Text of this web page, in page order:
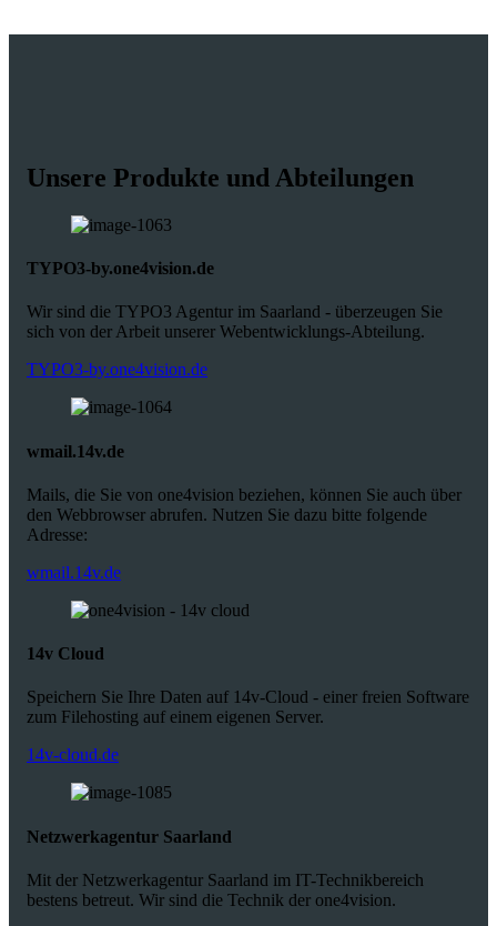
Unsere Produkte und Abteilungen
TYPO3-by.one4vision.de
Wir sind die TYPO3 Agentur im Saarland - überzeugen Sie
sich von der Arbeit unserer Webentwicklungs-Abteilung.
TYPO3-by.one4vision.de
wmail.14v.de
Mails, die Sie von one4vision beziehen, können Sie auch über
den Webbrowser abrufen. Nutzen Sie dazu bitte folgende
Adresse:
wmail.14v.de
14v Cloud
Speichern Sie Ihre Daten auf 14v-Cloud - einer freien Software
zum Filehosting auf einem eigenen Server.
14v-cloud.de
Netzwerkagentur Saarland
Mit der Netzwerkagentur Saarland im IT-Technikbereich
bestens betreut. Wir sind die Technik der one4vision.